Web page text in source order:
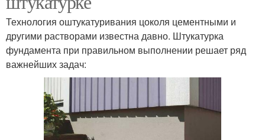
Технология оштукатуривания цоколя цементными и
другими растворами известна давно. Штукатурка
фундамента при правильном выполнении решает ряд
важнейших задач: